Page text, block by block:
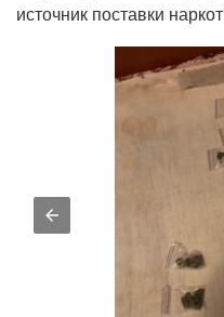
источник поставки